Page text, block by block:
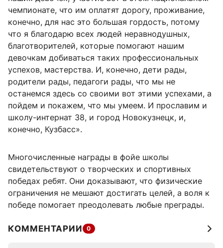
чемпионате, что им оплатят дорогу, проживание,
конечно, для нас это большая гордость, потому
что я благодарю всех людей неравнодушных,
благотворителей, которые помогают нашим
девочкам добиваться таких профессиональных
успехов, мастерства. И, конечно, дети рады,
родители рады, педагоги рады, что мы не
останемся здесь со своими вот этими успехами, а
пойдем и покажем, что мы умеем. И прославим и
школу-интернат 38, и город Новокузнецк, и,
конечно, Кузбасс».
Многочисленные награды в фойе школы
свидетельствуют о творческих и спортивных
победах ребят. Они доказывают, что физические
ограничения не мешают достигать целей, а воля к
победе помогает преодолевать любые преграды.
КОММЕНТАРИИ 0